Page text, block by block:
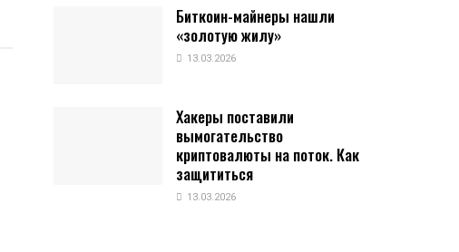
Биткоин-майнеры нашли
«золотую жилу»
13.03.2026
Хакеры поставили
вымогательство
криптовалюты на поток. Как
защититься
13.03.2026